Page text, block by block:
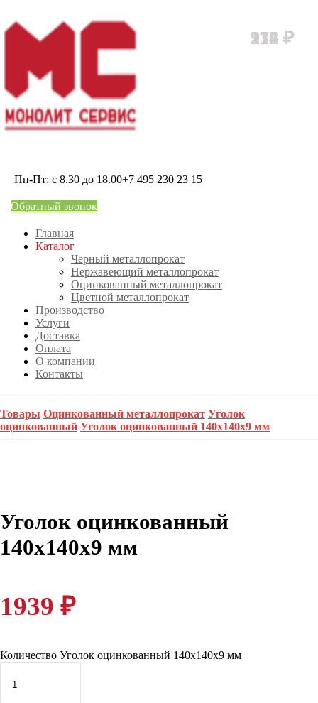
Пн-Пт: с 8.30 до 18.00+7 495 230 23 15
Обратный звонок
Главная
Каталог
Черный металлопрокат
Нержавеющий металлопрокат
Оцинкованный металлопрокат
Цветной металлопрокат
Производство
Услуги
Доставка
Оплата
О компании
Контакты
Товары Оцинкованный металлопрокат Уголок
оцинкованный Уголок оцинкованный 140х140х9 мм
Уголок оцинкованный
140х140х9 мм
1939 ₽
Количество Уголок оцинкованный 140х140х9 мм
978₽
212₽
174₽
235₽